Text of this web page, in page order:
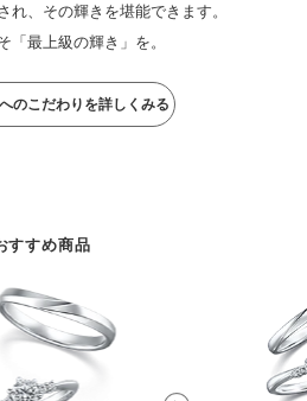
れ、その輝きを堪能できます。
「最上級の輝き」を。
のこだわりを詳しくみる
すすめ商品